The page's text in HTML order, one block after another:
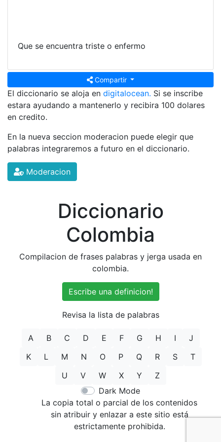
Que se encuentra triste o enfermo
Compartir
El diccionario se aloja en digitalocean. Si se inscribe
estara ayudando a mantenerlo y recibira 100 dolares
en credito.
En la nueva seccion moderacion puede elegir que
palabras integraremos a futuro en el diccionario.
Moderacion
Diccionario
Colombia
Compilacion de frases palabras y jerga usada en
colombia.
Escribe una definicion!
Revisa la lista de palabras
A B C D E F G H I
J
K
L M N O P Q R S
T
U
V W X Y
Z
Dark Mode
La copia total o parcial de los contenidos
sin atribuir y enlazar a este sitio está
estrictamente prohibida.